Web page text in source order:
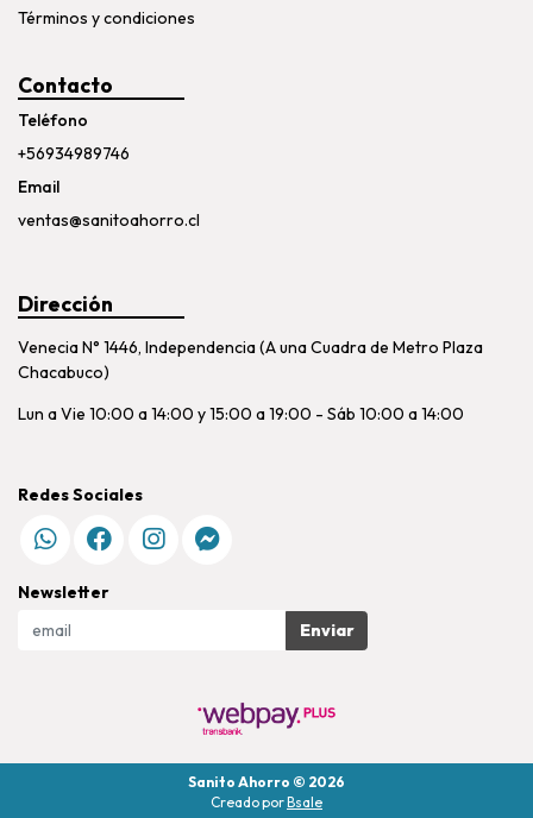
Términos y condiciones
Contacto
Teléfono
+56934989746
Email
ventas@sanitoahorro.cl
Dirección
Venecia N° 1446, Independencia (A una Cuadra de Metro Plaza
Chacabuco)
Lun a Vie 10:00 a 14:00 y 15:00 a 19:00 - Sáb 10:00 a 14:00
Redes Sociales
Newsletter
Enviar
Sanito Ahorro © 2026
Creado porBsale